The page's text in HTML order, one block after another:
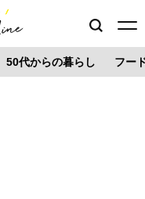
50代からの暮らし フー